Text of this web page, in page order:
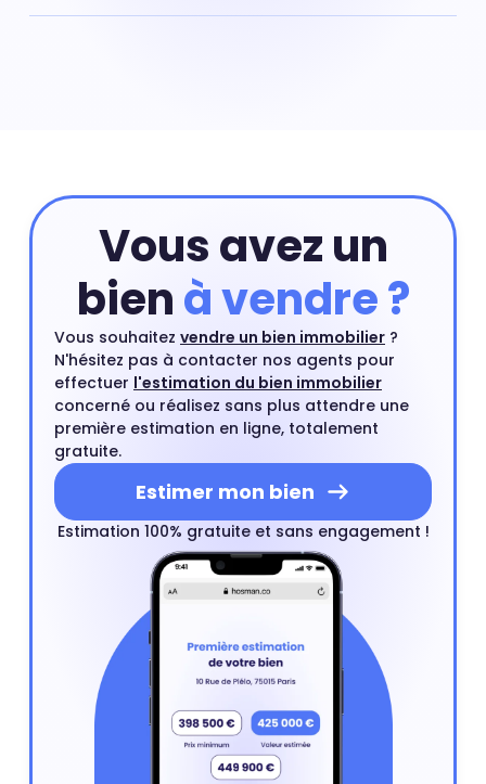
estimation précise de son appartement si l'on souhaite
Vous avez un
bienà vendre ?
Vous souhaitez vendre un bien immobilier ?
N'hésitez pas à contacter nos agents pour
effectuer l'estimation du bien immobilier
concerné ou réalisez sans plus attendre une
première estimation en ligne, totalement
gratuite.
Estimer mon bien
Estimation 100% gratuite et sans engagement !